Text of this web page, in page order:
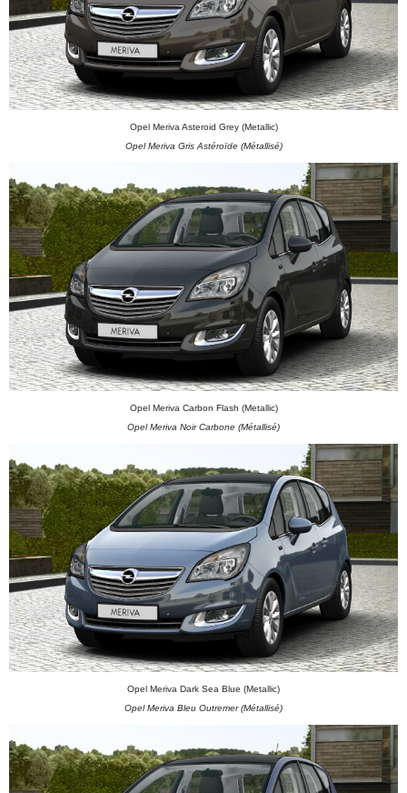
Opel Meriva Asteroid Grey (Metallic)
Opel Meriva Gris Astéroïde (Métallisé)
Opel Meriva Carbon Flash (Metallic)
Opel Meriva Noir Carbone (Métallisé)
Opel Meriva Dark Sea Blue (Metallic)
Opel Meriva Bleu Outremer (Métallisé)